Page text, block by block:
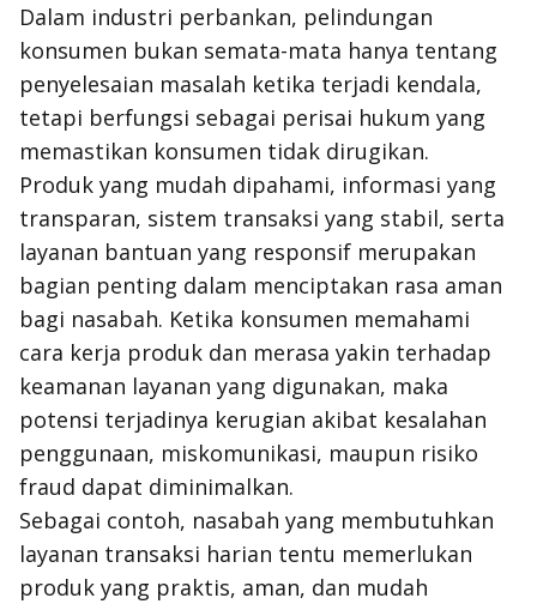
Dalam industri perbankan, pelindungan
konsumen bukan semata-mata hanya tentang
penyelesaian masalah ketika terjadi kendala,
tetapi berfungsi sebagai perisai hukum yang
memastikan konsumen tidak dirugikan.
Produk yang mudah dipahami, informasi yang
transparan, sistem transaksi yang stabil, serta
layanan bantuan yang responsif merupakan
bagian penting dalam menciptakan rasa aman
bagi nasabah. Ketika konsumen memahami
cara kerja produk dan merasa yakin terhadap
keamanan layanan yang digunakan, maka
potensi terjadinya kerugian akibat kesalahan
penggunaan, miskomunikasi, maupun risiko
fraud dapat diminimalkan.
Sebagai contoh, nasabah yang membutuhkan
layanan transaksi harian tentu memerlukan
produk yang praktis, aman, dan mudah